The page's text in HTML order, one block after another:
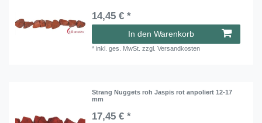
14,45 € *
In den Warenkorb
*inkl. ges. MwSt. zzgl.Versandkosten
Strang Nuggets roh Jaspis rot anpoliert 12-17
mm
17,45 € *